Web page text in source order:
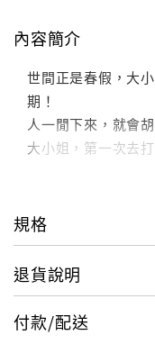
內容簡介
世間正是春假，大
期！
人一閒下來，就會
大小姐，第一次去打
規格
退貨說明
付款/配送